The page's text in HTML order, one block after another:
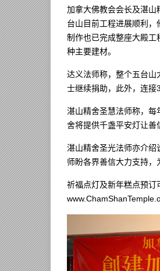
加拿大佛教会会长及湛
台山目前工程进展顺利
制作也已完成整座大殿
种主要建材。
达义法师称，整个五台山
士继续捐助，此外，连接
湛山精舍圣慧法师称，每
舍将提供千盏平安灯让善
湛山精舍圣光法师亦介
师盼各界善信大力支持，
祈福点灯及新年糕点预